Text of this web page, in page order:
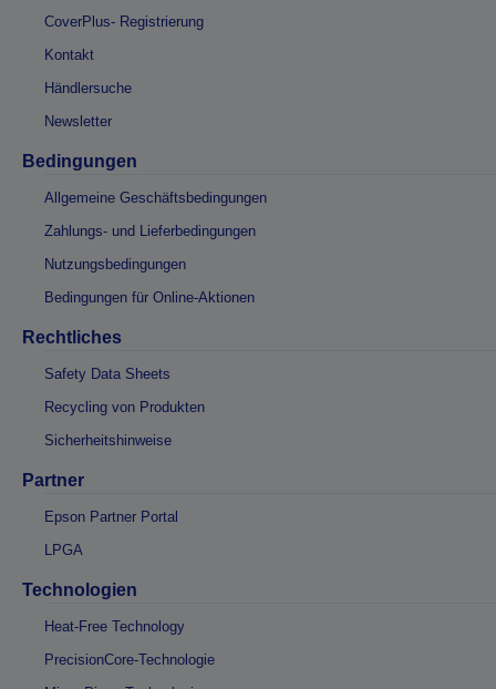
CoverPlus- Registrierung
Kontakt
Händlersuche
Newsletter
Bedingungen
Allgemeine Geschäftsbedingungen
Zahlungs- und Lieferbedingungen
Nutzungsbedingungen
Bedingungen für Online-Aktionen
Rechtliches
Safety Data Sheets
Recycling von Produkten
Sicherheitshinweise
Partner
Epson Partner Portal
LPGA
Technologien
Heat-Free Technology
PrecisionCore-Technologie